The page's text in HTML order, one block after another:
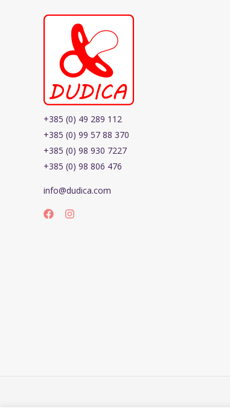
+385 (0) 49 289 112
+385 (0) 99 57 88 370
+385 (0) 98 930 7227
+385 (0) 98 806 476
info@dudica.com